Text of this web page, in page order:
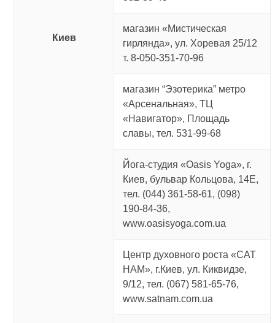
Киев
магазин «Мистическая
гирлянда», ул. Хоревая 25/12
т. 8-050-351-70-96
магазин “Эзотерика” метро
«Арсенальная», ТЦ
«Навигатор», Площадь
славы, тел. 531-99-68
Йога-студия «Oasis Yoga», г.
Киев, бульвар Кольцова, 14Е,
тел. (044) 361-58-61, (098)
190-84-36,
www.oasisyoga.com.ua
Центр духовного роста «САТ
НАМ», г.Киев, ул. Киквидзе,
9/12, тел. (067) 581-65-76,
www.satnam.com.ua